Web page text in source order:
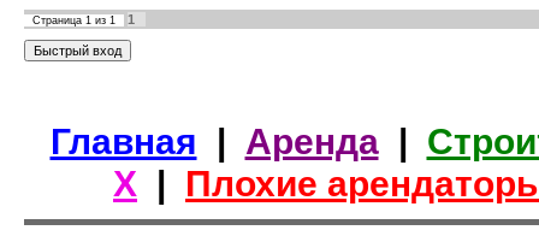
Страница 1 из 1 1
Главная | Аренда|
Х | Плохие